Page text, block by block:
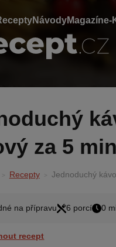
NávodyMagazíne-
za 5
Recepty Jednoduchý
na přípravu 6 porcí 0
recept